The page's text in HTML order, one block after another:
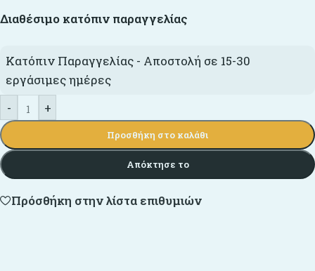
Διαθέσιμο κατόπιν παραγγελίας
Κατόπιν Παραγγελίας - Αποστολή σε 15-30
εργάσιμες ημέρες
-
+
Προσθήκη στο καλάθι
Απόκτησε το
Πρόσθήκη στην λίστα επιθυμιών